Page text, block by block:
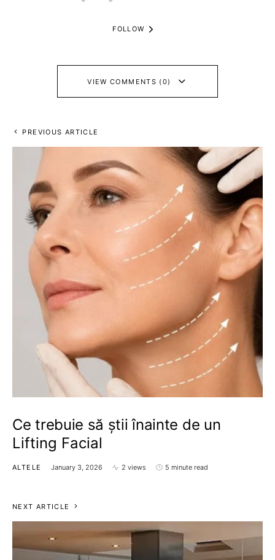
FOLLOW
VIEW COMMENTS (0)
PREVIOUS ARTICLE
Ce trebuie să știi înainte de un
Lifting Facial
ALTELE January 3, 2026 2 views 5 minute read
NEXT ARTICLE